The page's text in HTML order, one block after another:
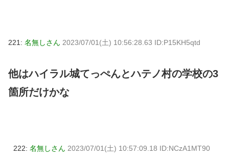
221: 名無しさん 2023/07/01(土) 10:56:28.63 ID:P15KH5qtd
他はハイラル城てっぺんとハテノ村の学校の3
箇所だけかな
222: 名無しさん 2023/07/01(土) 10:57:09.18 ID:NCzA1MT90